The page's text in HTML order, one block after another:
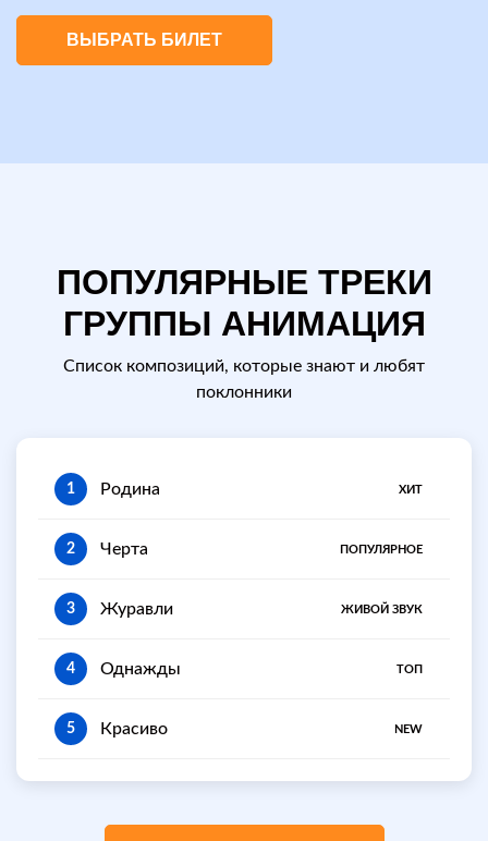
ВЫБРАТЬ БИЛЕТ
ПОПУЛЯРНЫЕ ТРЕКИ
ГРУППЫ АНИМАЦИЯ
Список композиций, которые знают и любят
поклонники
1 Родина ХИТ
2 Черта ПОПУЛЯРНОЕ
3 Журавли ЖИВОЙ ЗВУК
4 Однажды ТОП
5 Красиво NEW